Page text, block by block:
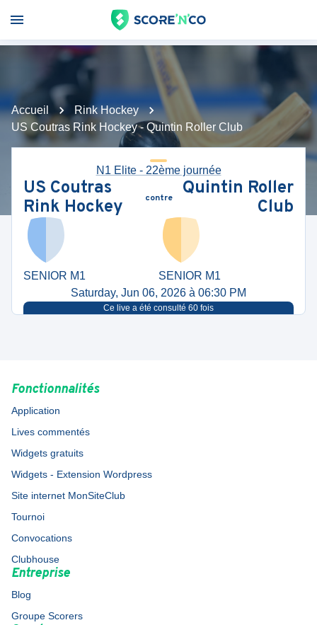
Accueil
Rink Hockey
US Coutras Rink Hockey - Quintin Roller Club
N1 Elite - 22ème journée
US Coutras
Rink Hockey
contre
Quintin Roller
Club
SENIOR M1
SENIOR M1
Saturday, Jun 06, 2026 à 06:30 PM
Ce live a été consulté 60 fois
Fonctionnalités
Application
Lives commentés
Widgets gratuits
Widgets - Extension Wordpress
Site internet MonSiteClub
Tournoi
Convocations
Clubhouse
Entreprise
Blog
Groupe Scorers